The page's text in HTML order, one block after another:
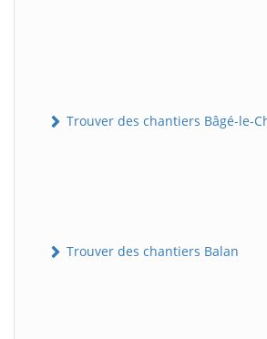
Trouver des chantiers Bâgé-le-
Trouver des chantiers Balan